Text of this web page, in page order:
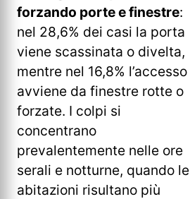
forzando porte e finestre:
nel 28,6% dei casi la porta
viene scassinata o divelta,
mentre nel 16,8% l’accesso
avviene da finestre rotte o
forzate. I colpi si
concentrano
prevalentemente nelle ore
serali e notturne, quando le
abitazioni risultano più